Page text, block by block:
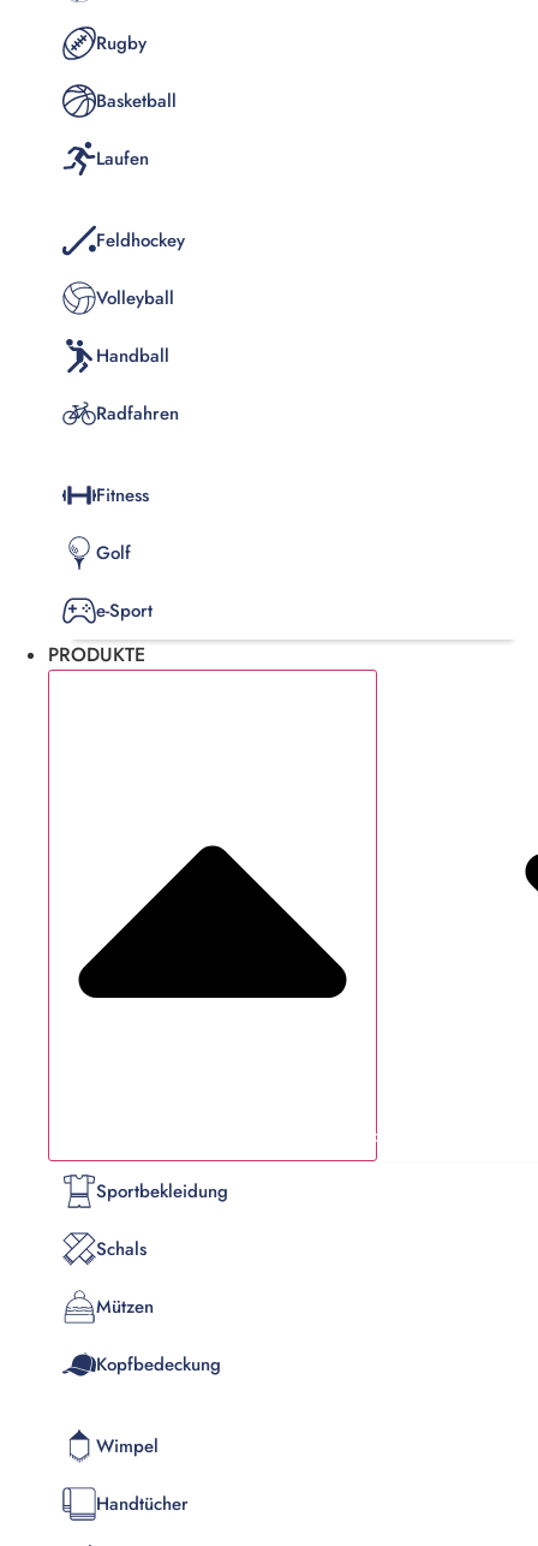
Rugby
Basketball
Laufen
Feldhockey
Volleyball
Handball
Radfahren
Fitness
Golf
e-Sport
PRODUKTE
Schließe Produkte
Sportbekleidung
Schals
Mützen
Kopfbedeckung
Wimpel
Handtücher